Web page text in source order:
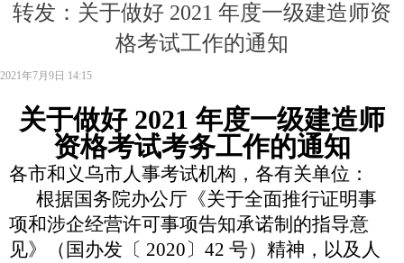
转发：关于做好 2021 年度一级建造师资
格考试工作的通知
关于做好 2021 年度一级建造师
资格考试考务工作的通知
各市和义乌市人事考试机构，各有关单位：
根据国务院办公厅《关于全面推行证明事
项和涉企经营许可事项告知承诺制的指导意
见》（国办发〔 2020〕42 号）精神，以及人
2021年7月9日 14:15